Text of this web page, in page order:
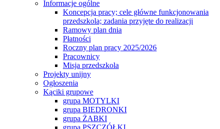
Informacje ogólne
Koncepcja pracy; cele główne funkcjonowania
przedszkola; zadania przyjęte do realizacji
Ramowy plan dnia
Płatności
Roczny plan pracy 2025/2026
Pracownicy
Misja przedszkola
Projekty unijny
Ogłoszenia
Kąciki grupowe
grupa MOTYLKI
grupa BIEDRONKI
grupa ŻABKI
grupa PSZCZÓŁKI